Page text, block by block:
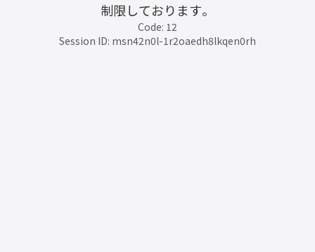
制限しております。
Code: 12
Session ID: msn42n0l-1r2oaedh8lkqen0rh